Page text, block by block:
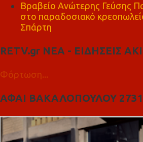
Βραβείο Ανώτερης Γεύσης
στο παραδοσιακό
Σπάρτη
RETV.gr ΝΕΑ - ΕΙΔΗΣΕΙΣ
Φόρτωση...
ΑΦΑΙ ΒΑΚΑΛΟΠΟΥΛΟΥ